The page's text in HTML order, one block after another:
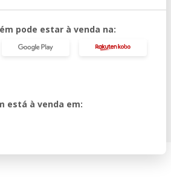
pode estar à venda na:
está à venda em: